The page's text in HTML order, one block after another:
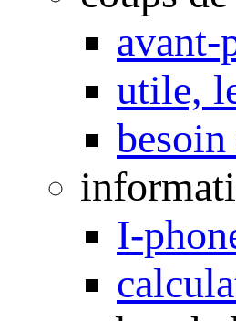
avant-
utile,
besoin
I-